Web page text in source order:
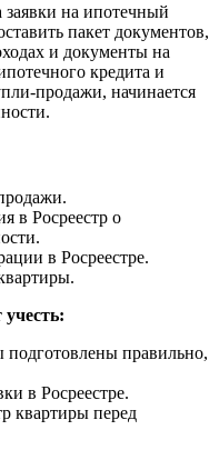
на ипотечный
пакет документов,
и документы на
кредита и
продажи, начинается
в Росреестр о
в Росреестре.
подготовлены правильно,
в Росреестре.
квартиры перед